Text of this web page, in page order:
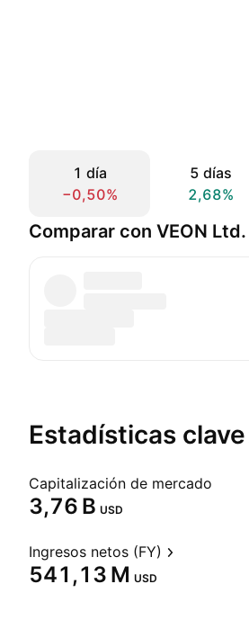
1 día
−0,50%
5 días
2,68%
Comparar con VEON Ltd.
Estadísticas clave
Capitalización de mercado
‪3,76 B‬ USD
Ingresos netos (FY)
‪541,13 M‬ USD